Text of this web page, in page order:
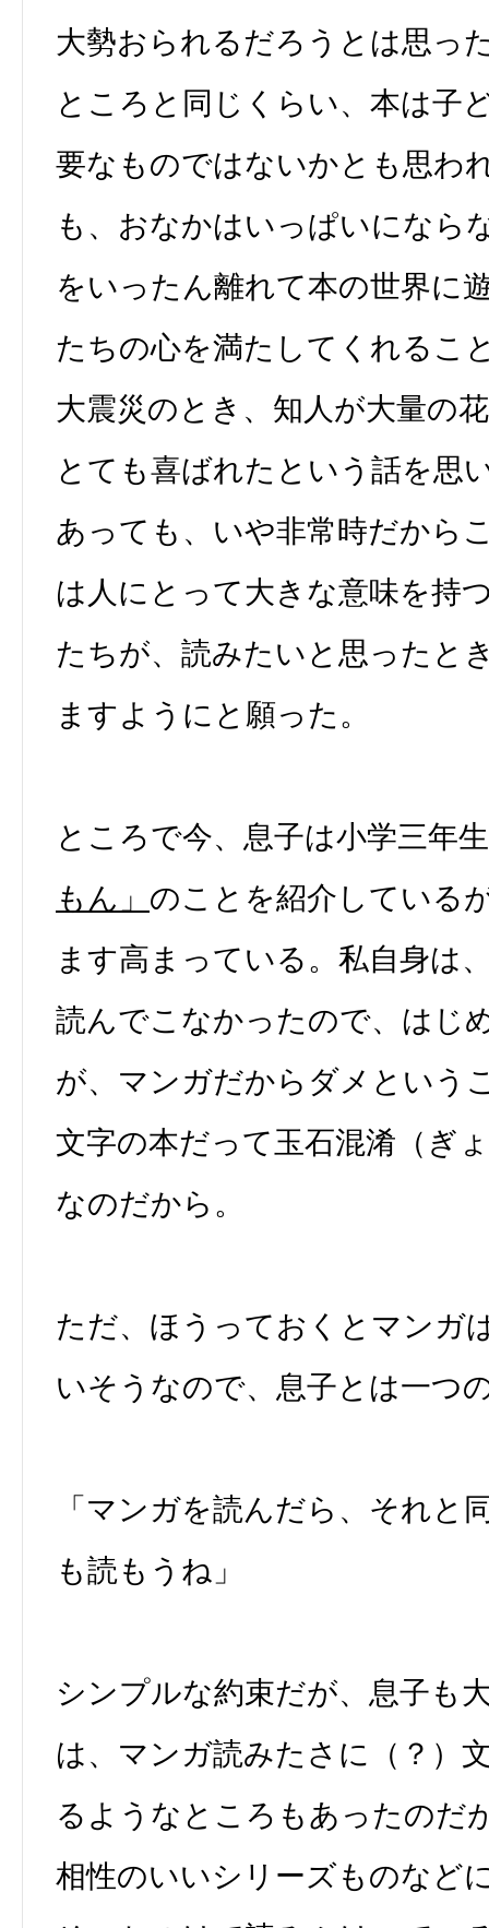
大勢おられるだろうとは思っ
ところと同じくらい、本は子
要なものではないかとも思わ
も、おなかはいっぱいになら
をいったん離れて本の世界に
たちの心を満たしてくれるこ
大震災のとき、知人が大量の
とても喜ばれたという話を思
あっても、いや非常時だから
は人にとって大きな意味を持
たちが、読みたいと思ったと
ますようにと願った。
ところで今、息子は小学三年
もん」 のことを紹介している
ます高まっている。私自身は
読んでこなかったので、はじ
が、マンガだからダメという
文字の本だって玉石混淆（ぎ
なのだから。
ただ、ほうっておくとマンガ
いそうなので、息子とは一つ
「マンガを読んだら、それと
も読もうね」
シンプルな約束だが、息子も
は、マンガ読みたさに（？）
るようなところもあったのだ
相性のいいシリーズものなど